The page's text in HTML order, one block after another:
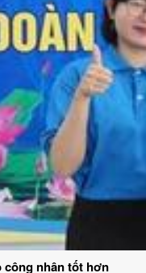
công nhân tốt hơn